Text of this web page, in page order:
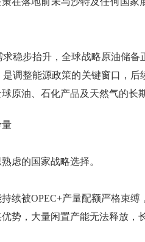
步抬升，全球战略原油储备
调整能源政策的关键窗口，后
原油、石化产品及天然气的长
的国家战略选择。
被OPEC+产量配额严格束缚
势，大量闲置产能无法释放，